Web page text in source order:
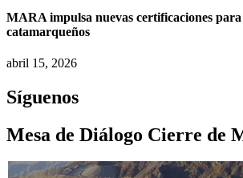
MARA impulsa nuevas certificaciones para
catamarqueños
abril 15, 2026
Síguenos
Mesa de Diálogo Cierre de